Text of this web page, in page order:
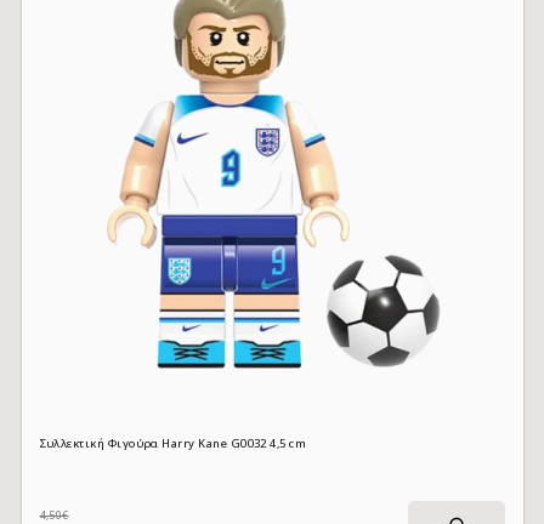
Συλλεκτική Φιγούρα Harry Kane G0032 4,5 cm
4,50€